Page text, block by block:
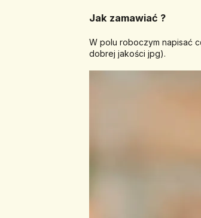
Jak zamawiać ?
W polu roboczym napisać
dobrej jakości jpg).